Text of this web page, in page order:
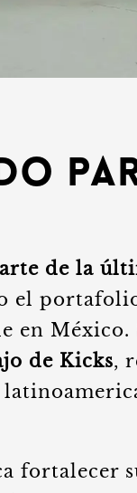
de la
el
en México.
de Kicks,
fortalecer